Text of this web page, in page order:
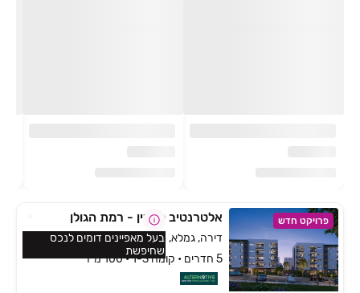
פרויקט חדש אלטרנטיב קצרין - רמת הגולן
דירה, גמלא, קצרין
5 חדרים • קומה 1-3 • 100 מ״ר
בעל מאפיינים דומים לנכס
שחיפשת